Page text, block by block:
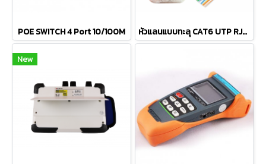
POE SWITCH 4 Port 10/100M หัวแลนแบบทะลุ CAT6 UTP RJ45 Connector
New